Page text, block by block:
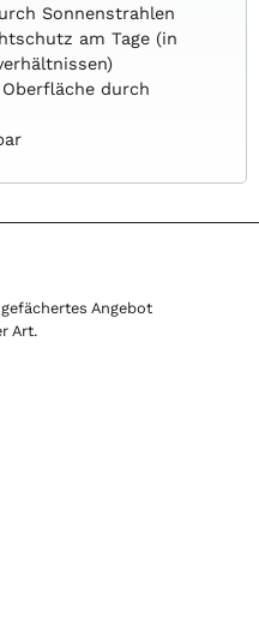
Sonnenstrahlen
am Tage (in
durch
Angebot
Art.